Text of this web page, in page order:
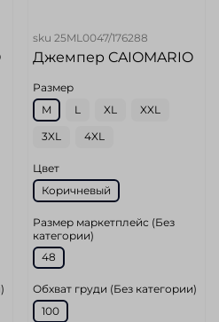
sku 25ML0047/176288
Джемпер CAIOMARIO
Размер
M
L XL XXL
3XL 4XL
Цвет
Коричневый
Размер маркетплейс (Без
категории)
48
Обхват груди (Без категории)
100